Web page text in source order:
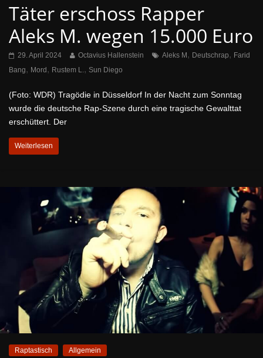
Täter erschoss Rapper
Aleks M. wegen 15.000 Euro
29. April 2024 Octavius Hallenstein Aleks M , Deutschrap, Farid
Bang, Mord , Rustem L., Sun Diego
(Foto: WDR) Tragödie in Düsseldorf In der Nacht zum Sonntag
wurde die deutsche Rap-Szene durch eine tragische Gewalttat
erschüttert. Der
Weiterlesen
Raptastisch Allgemein